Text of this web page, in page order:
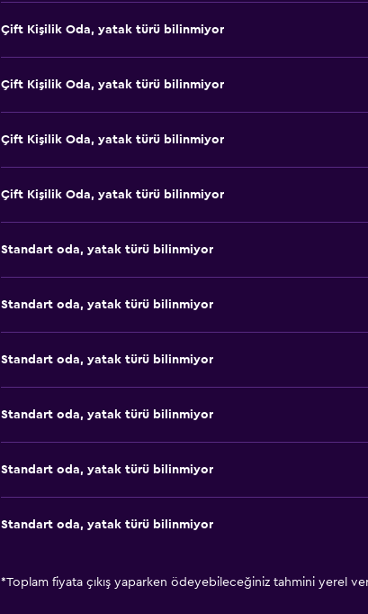
Çift ​Kişilik Oda, yatak türü bilinmiyor
Çift ​Kişilik Oda, yatak türü bilinmiyor
Çift ​Kişilik Oda, yatak türü bilinmiyor
Çift ​Kişilik Oda, yatak türü bilinmiyor
Standart oda, yatak türü bilinmiyor
Standart oda, yatak türü bilinmiyor
Standart oda, yatak türü bilinmiyor
Standart oda, yatak türü bilinmiyor
Standart oda, yatak türü bilinmiyor
Standart oda, yatak türü bilinmiyor
*Toplam fiyata çıkış yaparken ödeyebileceğiniz tahmini yerel